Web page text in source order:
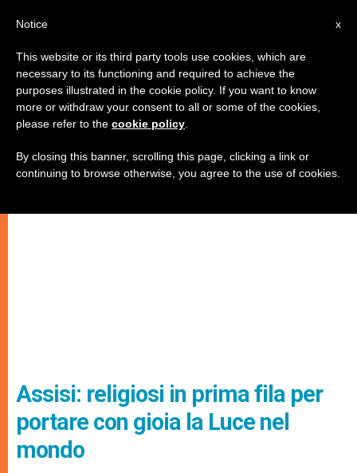
Assisi: religiosi in prima fila per
portare con gioia la Luce nel
mondo
x
Notice
This website or its third party tools use cookies, which are
necessary to its functioning and required to achieve the
purposes illustrated in the cookie policy. If you want to know
more or withdraw your consent to all or some of the cookies,
please refer to the cookie policy
By closing this banner, scrolling this page, clicking a link or
continuing to browse otherwise, you agree to the use of cookies.